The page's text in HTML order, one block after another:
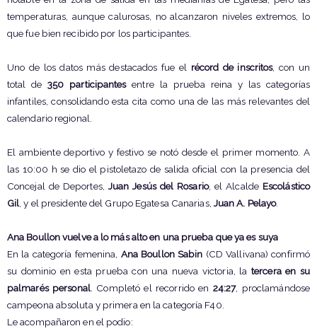
temperaturas, aunque calurosas, no alcanzaron niveles extremos, lo
que fue bien recibido por los participantes.
Uno de los datos más destacados fue el récord de inscritos, con un
total de350 participantesentre la prueba reina y las categorías
infantiles, consolidando esta cita como una de las más relevantes del
calendario regional.
El ambiente deportivo y festivo se notó desde el primer momento. A
las 10:00 h se dio el pistoletazo de salida oficial con la presencia del
Concejal de Deportes, Juan Jesús del Rosario, el Alcalde Escolástico
Gil , y el presidente del Grupo Egatesa Canarias, Juan A. Pelayo.
Ana Boullon vuelve a lo más alto en una prueba que ya es suya
En la categoría femenina, Ana Boullon Sabin (CD Vallivana) confirmó
su dominio en esta prueba con una nueva victoria, la tercera en su
palmarés personal. Completó el recorrido en 24:27, proclamándose
campeona absoluta y primera en la categoría F40.
Le acompañaron en el podio: